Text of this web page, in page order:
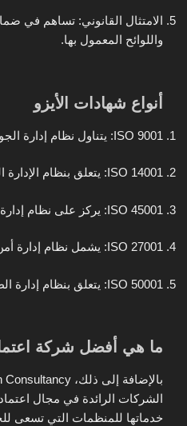
الامتثال القانوني: تساهم في
واللوائح المعمول بها.
أنواع شهادات الأيزو
ISO 9001: يتناول نظام إدارة الجودة.
ISO 14001: يتعلق بنظام الإدارة البيئية.
ISO 45001: يركز على نظام إدارة الصحة والسلامة المهنية.
ISO 27001: يشمل نظام إدارة أمن المعلومات.
ISO 50001: يتعلق بنظام إدارة الطاقة.
ما هي أفضل شركة
الشركات الرائدة في مجال
خدماتها للمنظمات التي تسعى